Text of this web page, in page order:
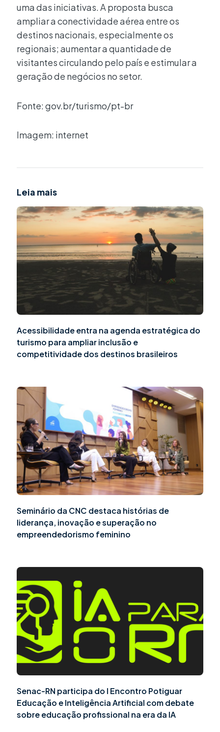
uma das iniciativas. A proposta busca
ampliar a conectividade aérea entre os
destinos nacionais, especialmente os
regionais; aumentar a quantidade de
visitantes circulando pelo país e estimular a
geração de negócios no setor.
Fonte: gov.br/turismo/pt-br
Imagem: internet
Leia mais
Acessibilidade entra na agenda estratégica do
turismo para ampliar inclusão e
competitividade dos destinos brasileiros
Seminário da CNC destaca histórias de
liderança, inovação e superação no
empreendedorismo feminino
Senac-RN participa do I Encontro Potiguar
Educação e Inteligência Artificial com debate
sobre educação profissional na era da IA